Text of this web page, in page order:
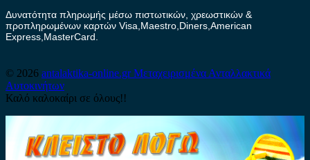
Δυνατότητα πληρωμής μέσω πιστωτικών, χρεωστικών &
προπληρωμένων καρτών Visa,Maestro,Diners,American
Express,MasterCard.
© 2026 antalaktika-online.grΜεταχειρισμένα Ανταλλακτικά
Αυτοκινήτων
Καλό καλοκαίρι σε όλους!!